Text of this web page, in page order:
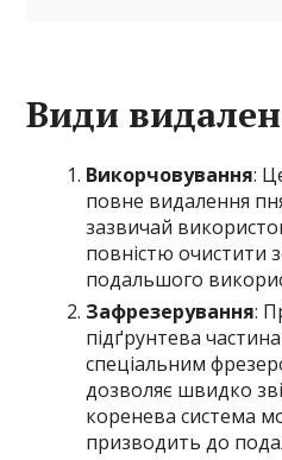
Види
Викорчовування:
повне видалення
зазвичай
повністю очистити
подальшого
Зафрезерування:
підґрунтева
спеціальним
дозволяє швидко
коренева система
призводить до